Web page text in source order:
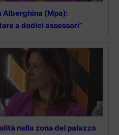
Alberghina (Mpa):
a dodici assessori”
nella zona del palazzo